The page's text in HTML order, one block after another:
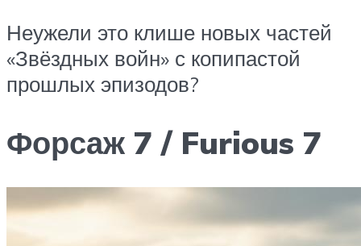
Неужели это клише новых частей
«Звёздных войн» с копипастой
прошлых эпизодов?
Форсаж 7 / Furious 7